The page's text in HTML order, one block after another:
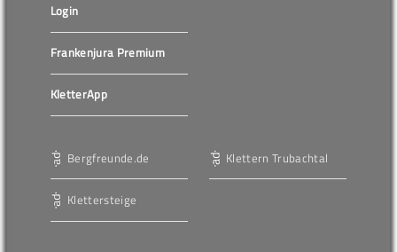
Login
Frankenjura Premium
KletterApp
Bergfreunde.de
Klettersteige
Klettern Trubachtal